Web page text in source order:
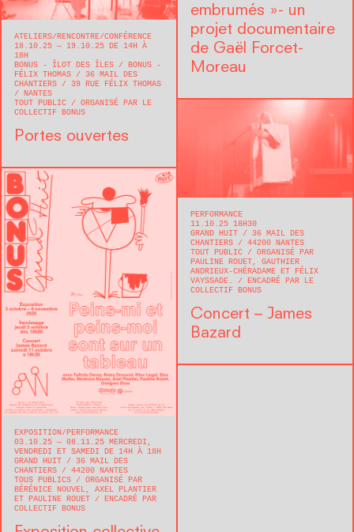
embrumés »- un
projet documentaire
de Gaël Forcet-
Moreau
ATELIERS RENCONTRE/CONFÉRENCE
18.10.25 — 19.10.25 DE 14H À
18H
BONUS - ÎLOT DES ÎLES / BONUS -
FÉLIX THOMAS
36 MAIL DES
CHANTIERS / 39 RUE FÉLIX THOMAS
NANTES
TOUT PUBLIC
ORGANISÉ PAR LE
COLLECTIF BONUS
Portes ouvertes
PERFORMANCE
11.10.25 18H30
GRAND HUIT
36 MAIL DES
CHANTIERS
44200 NANTES
TOUT PUBLIC
ORGANISÉ PAR
PAULINE ROUET, GAUTHIER
ANDRIEUX-CHÉRADAME ET FÉLIX
VAYSSADE.
ENCADRÉ PAR LE
COLLECTIF BONUS
Concert – James
Bazard
EXPOSITION
PERFORMANCE
03.10.25 — 08.11.25 MERCREDI,
VENDREDI ET SAMEDI DE 14H À 18H
GRAND HUIT
36 MAIL DES
CHANTIERS
44200 NANTES
TOUS PUBLICS
ORGANISÉ PAR
BÉRÉNICE NOUVEL, AXEL PLANTIER
ET PAULINE ROUET
ENCADRÉ PAR
COLLECTIF BONUS